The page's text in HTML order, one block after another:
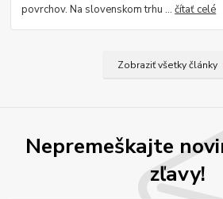
povrchov. Na slovenskom trhu ...čítať celé
Zobraziť všetky články
Nepremeškajte
zľavy!